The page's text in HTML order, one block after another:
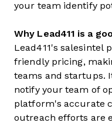
your team identify
Why Lead411 is a
Lead411's salesintel
friendly pricing,
teams and startups.
notify your team of
platform's accurate
outreach efforts are